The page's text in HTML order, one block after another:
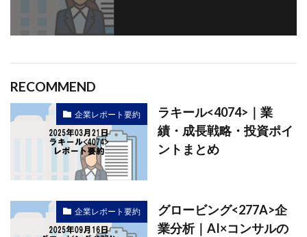
RECOMMEND
企業レポート要約
ラキール<4074>｜業
績・成長戦略・投資ポイ
ントまとめ
企業レポート要約
グロービング<277A>企
業分析｜AI×コンサルの